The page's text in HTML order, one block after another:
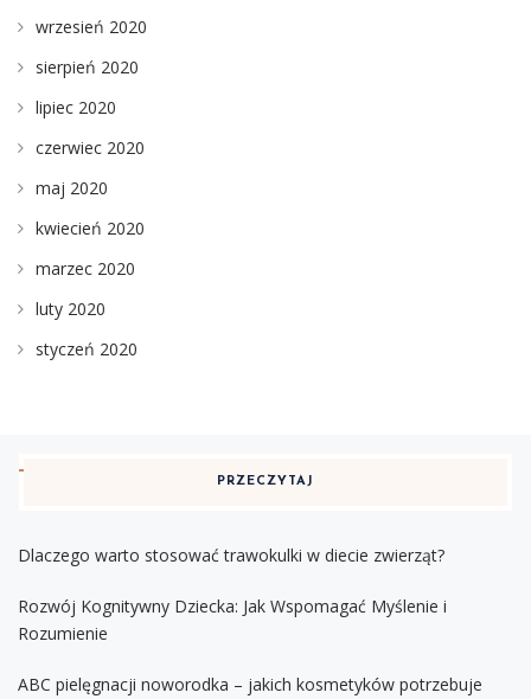
wrzesień 2020
sierpień 2020
lipiec 2020
czerwiec 2020
maj 2020
kwiecień 2020
marzec 2020
luty 2020
styczeń 2020
PRZECZYTAJ
Dlaczego warto stosować trawokulki w diecie zwierząt?
Rozwój Kognitywny Dziecka: Jak Wspomagać Myślenie i
Rozumienie
ABC pielęgnacji noworodka – jakich kosmetyków potrzebuje